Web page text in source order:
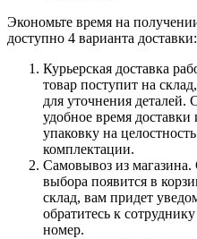
Экономьте время на
доступно 4 варианта доставки:
Курьерская доставка
товар поступит на
для уточнения деталей.
удобное время
упаковку на
комплектации.
Самовывоз из
выбора появится в
склад, вам придет
обратитесь к
номер.